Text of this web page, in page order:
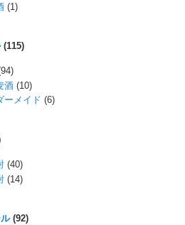
(1)
(115)
酒 (10)
ーメイド (6)
(40)
(14)
(92)